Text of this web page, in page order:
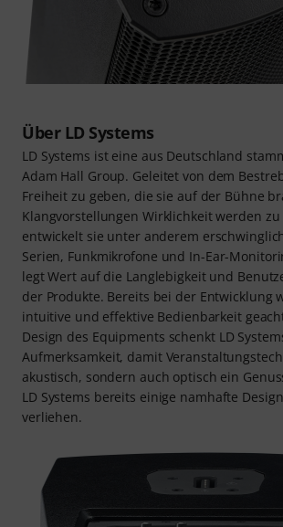
Über LD Systems
LD Systems ist eine aus Deutschland
Adam Hall Group. Geleitet von dem
Freiheit zu geben, die sie auf der Bühne
Klangvorstellungen Wirklichkeit werden zu
entwickelt sie unter anderem
Serien, Funkmikrofone und In-Ear-
legt Wert auf die Langlebigkeit und
der Produkte. Bereits bei der Entwicklung
intuitive und effektive Bedienbarkeit
Design des Equipments schenkt LD
Aufmerksamkeit, damit
akustisch, sondern auch optisch ein
LD Systems bereits einige namhafte
verliehen.